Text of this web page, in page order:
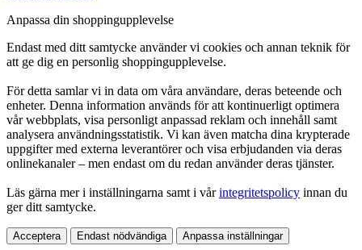
Anpassa din shoppingupplevelse
Endast med ditt samtycke använder vi cookies och annan teknik för
att ge dig en personlig shoppingupplevelse.
För detta samlar vi in data om våra användare, deras beteende och
enheter. Denna information används för att kontinuerligt optimera
vår webbplats, visa personligt anpassad reklam och innehåll samt
analysera användningsstatistik. Vi kan även matcha dina krypterade
uppgifter med externa leverantörer och visa erbjudanden via deras
onlinekanaler – men endast om du redan använder deras tjänster.
Läs gärna mer i inställningarna samt i vårintegritetspolicy innan du
ger ditt samtycke.
Acceptera Endast nödvändiga Anpassa inställningar